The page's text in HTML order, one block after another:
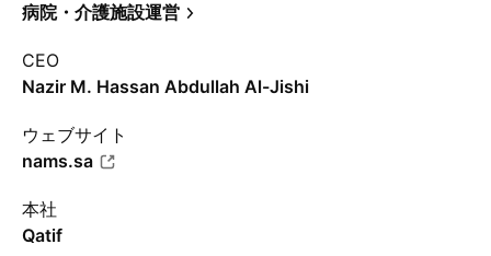
病院・介護施設運営
CEO
Nazir M. Hassan Abdullah Al-Jishi
ウェブサイト
nams.sa
本社
Qatif